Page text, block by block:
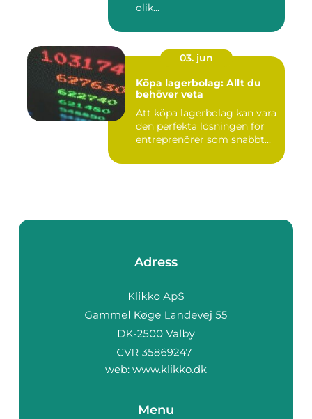
olik...
03. jun
Köpa lagerbolag: Allt du
behöver veta
Att köpa lagerbolag kan vara
den perfekta lösningen för
entreprenörer som snabbt...
Adress
web: www.klikko.dk
Menu